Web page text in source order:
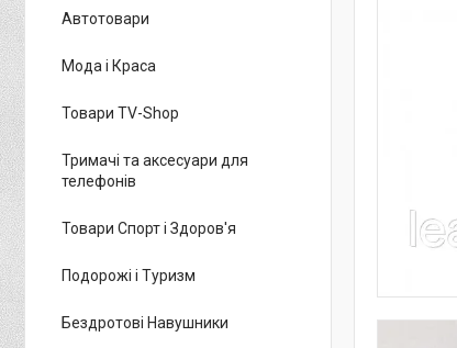
Автотовари
Мода і Краса
Товари TV-Shop
Тримачі та аксесуари для
телефонів
Товари Спорт і Здоров'я
Подорожі і Туризм
Бездротові Навушники